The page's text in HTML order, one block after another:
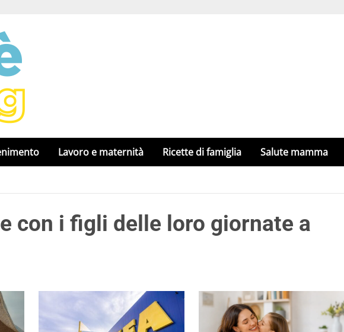
Lavoro e maternità Ricette di famiglia Salute mamma
con i figli delle loro giornate a